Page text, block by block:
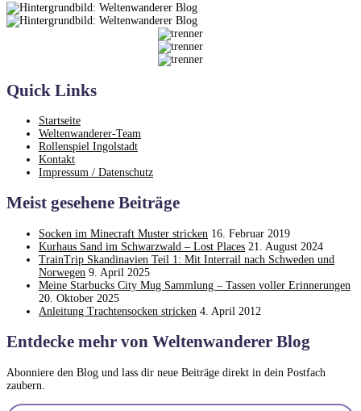
und
jede
Quick Links
Startseite
Weltenwanderer-Team
Rollenspiel Ingolstadt
Kontakt
Impressum / Datenschutz
Meist gesehene Beiträge
Socken im Minecraft Muster stricken 16. Februar 2019
Kurhaus Sand im Schwarzwald – Lost Places 21. August 2024
TrainTrip Skandinavien Teil 1: Mit Interrail nach Schweden und
Norwegen 9. April 2025
Meine Starbucks City Mug Sammlung – Tassen voller Erinnerungen
20. Oktober 2025
Anleitung Trachtensocken stricken 4. April 2012
Entdecke mehr von Weltenwanderer Blog
Abonniere den Blog und lass dir neue Beiträge direkt in dein Postfach
zaubern.
Gib deine E-Mail-Adresse ein ...